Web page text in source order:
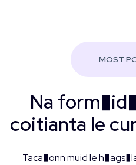
MOST
Na
coitianta le
Taca�onn muid le